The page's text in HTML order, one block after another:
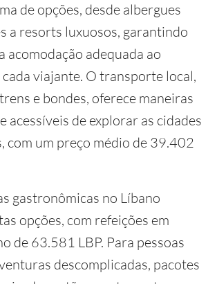
de opções, desde albergues
a resorts luxuosos, garantindo
acomodação adequada ao
viajante. O transporte local,
e bondes, oferece maneiras
acessíveis de explorar as cidades
com um preço médio de 39.402
gastronômicas no Líbano
opções, com refeições em
de 63.581 LBP. Para pessoas
descomplicadas, pacotes